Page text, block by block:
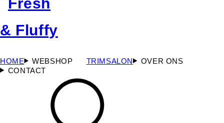
HOME WEBSHOP TRIMSALON
OVER ONS
CONTACT